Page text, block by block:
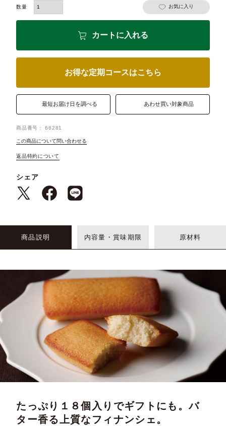
お気に入り
カートに入れる
お得な定期コースはこちら
最短お届け日を調べる あわせ買い対象商品
商品番号 66281
この商品について問い合わせる
返品特約について
シェア
商品説明 内容量・賞味期限 原材料
たっぷり１８個入りでギフトにも。バ
ター香る上質なフィナンシェ。